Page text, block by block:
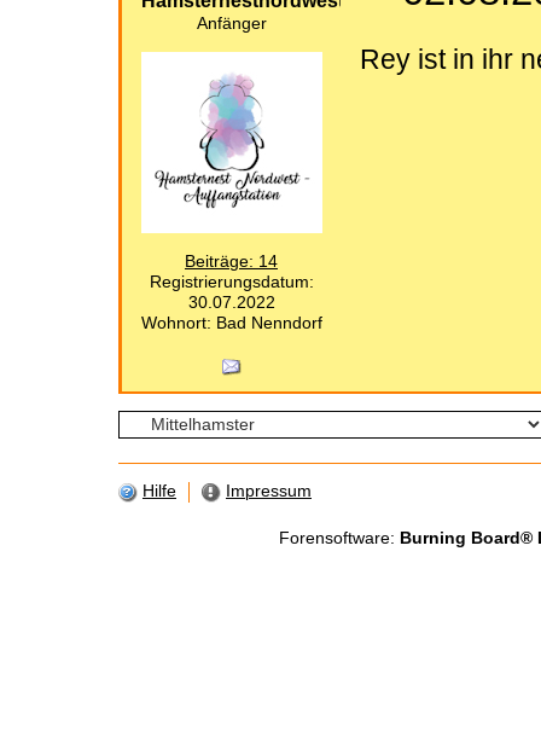
Anfänger
Beiträge: 14
Registrierungsdatum:
30.07.2022
Wohnort: Bad Nenndorf
Rey ist in ihr
Hilfe Impressum
Forensoftware: Burning Board®